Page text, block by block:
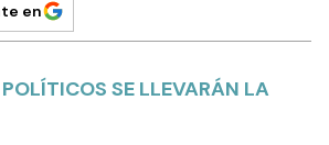
en
SE LLEVARÁN LA